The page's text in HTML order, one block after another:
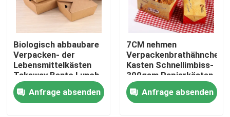
Haus
Produkte
Biologisch abbaubare
Verpacken- der
Lebensmittelkästen
Takeway Bento Lunch
Box Kraft Paper
Anfrage absenden
7CM nehmen
Verpackenbrathähnchen-
Kasten Schnellimbiss-
300gsm Papierkästen
heraus
Anfrage absenden